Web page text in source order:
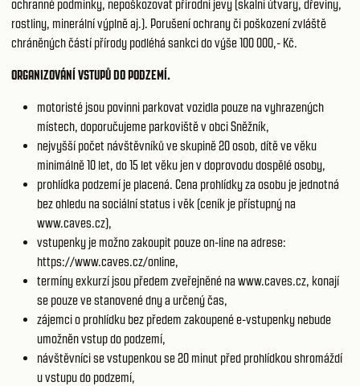
ochranné podmínky, nepoškozovat přírodní jevy (skalní útvary, dřeviny,
rostliny, minerální výplně aj.). Porušení ochrany či poškození zvláště
chráněných částí přírody podléhá sankci do výše 100 000,- Kč.
ORGANIZOVÁNÍ VSTUPŮ DO PODZEMÍ.
motoristé jsou povinni parkovat vozidla pouze na vyhrazených
místech, doporučujeme parkoviště v obci Sněžník,
nejvyšší počet návštěvníků ve skupině 20 osob, dítě ve věku
minimálně 10 let, do 15 let věku jen v doprovodu dospělé osoby,
prohlídka podzemí je placená. Cena prohlídky za osobu je jednotná
bez ohledu na sociální status i věk (ceník je přístupný na
www.caves.cz),
vstupenky je možno zakoupit pouze on-line na adrese:
https://www.caves.cz/online,
termíny exkurzí jsou předem zveřejněné na www.caves.cz, konají
se pouze ve stanovené dny a určený čas,
zájemci o prohlídku bez předem zakoupené e-vstupenky nebude
umožněn vstup do podzemí,
návštěvníci se vstupenkou se 20 minut před prohlídkou shromáždí
u vstupu do podzemí,